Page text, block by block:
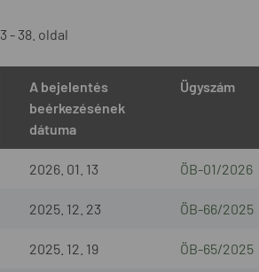
3 - 38. oldal
A bejelentés
beérkezésének
dátuma
Ügyszám
2026. 01. 13 ÖB-01/2026
2025. 12. 23 ÖB-66/2025
2025. 12. 19 ÖB-65/2025